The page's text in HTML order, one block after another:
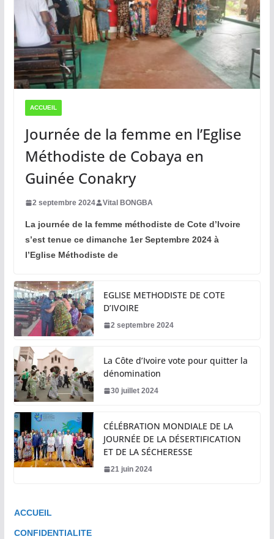
ACCUEIL
Journée de la femme en l’Eglise
Méthodiste de Cobaya en
Guinée Conakry
2 septembre 2024 Vital BONGBA
La journée de la femme méthodiste de Cote d’Ivoire
s’est tenue ce dimanche 1er Septembre 2024 à
l’Eglise Méthodiste de
EGLISE METHODISTE DE COTE
D’IVOIRE
2 septembre 2024
La Côte d’Ivoire vote pour quitter la
dénomination
30 juillet 2024
CÉLÉBRATION MONDIALE DE LA
JOURNÉE DE LA DÉSERTIFICATION
ET DE LA SÉCHERESSE
21 juin 2024
ACCUEIL
CONFIDENTIALITE